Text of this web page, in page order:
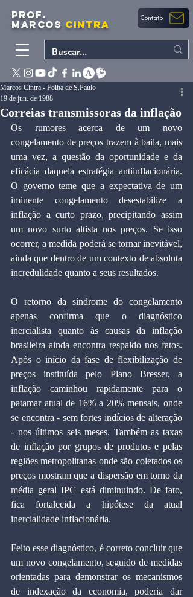
PROF.
MARCOS CINTRA Contato
Correias transmissoras da inflação
Marcos Cintra - Folha de S.Paulo
19 de jun. de 1988
Os rumores acerca de um novo
congelamento de preços trazem à baila, mais
uma vez, a questão da oportunidade e da
eficácia daquela estratégia antiinflacionária.
O governo teme que a expectativa de um
iminente congelamento desestabilize a
inflação a curto prazo, precipitando assim
um novo surto altista nos preços. Se isso
ocorrer, a medida poderá se tornar inevitável,
ainda que dentro de um contexto de absoluta
incredulidade quanto a seus resultados.
O retorno da síndrome do congelamento
apenas confirma que o diagnóstico
inercialista quanto às causas da inflação
brasileira ainda encontra respaldo nos fatos.
Após o início da fase de flexibilização de
preços instituída pelo Plano Bresser, a
inflação caminhou rapidamente para o
patamar atual de 16% a 20% mensais, onde
se encontra - sem fortes indícios de alteração
- nos últimos seis meses. Também as taxas
de inflação por grupos de produtos e pelas
regiões metropolitanas onde são coletados os
preços mostram que a dispersão em torno da
média geral IPC está diminuindo. De fato,
fica fortalecida a hipótese da atual
inercialidade inflacionária.
Feito esse diagnóstico, é correto concluir que
um novo congelamento, seguido de medidas
orientadas para demonstrar os mecanismos
de indexação da economia, poderia dar